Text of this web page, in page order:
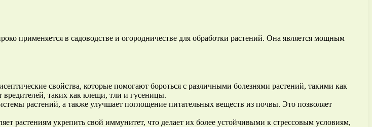
применяется в садоводстве и огородничестве для обработки растений. Она является мощным
свойства, которые помогают бороться с различными болезнями растений, такими как
таких как клещи, тли и гусеницы.
растений, а также улучшает поглощение питательных веществ из почвы. Это позволяет
растениям укрепить свой иммунитет, что делает их более устойчивыми к стрессовым условиям,